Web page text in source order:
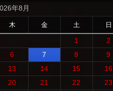
年8月
木 金 土 日
1
2
6 7 8
9
13 14 15
16
20 21 22
23